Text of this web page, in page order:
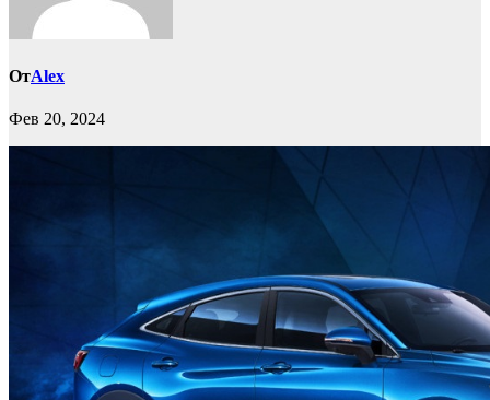
ОтAlex
Фев 20, 2024